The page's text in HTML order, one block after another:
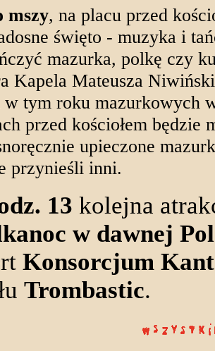
mszy, na placu przed
święto - muzyka i
mazurka, polkę czy
Kapela Mateusza
w tym roku mazurkowych
przed kościołem będzie
upieczone
przynieśli inni.
13 kolejna
w dawnej
Konsorcjum
Trombastic.